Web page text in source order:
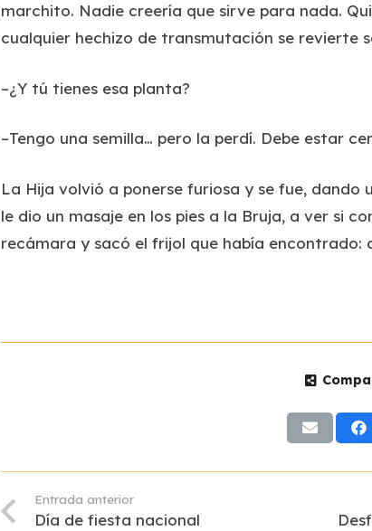
marchito. Nadie creería que sirve para nada.
cualquier hechizo de transmutación se revierte
–¿Y tú tienes esa planta?
–Tengo una semilla… pero la perdí. Debe estar
La Hija volvió a ponerse furiosa y se fue,
le dio un masaje en los pies a la Bruja, a ver si
recámara y sacó el frijol que había encontrado:
Entrada anterior
Día de fiesta nacional